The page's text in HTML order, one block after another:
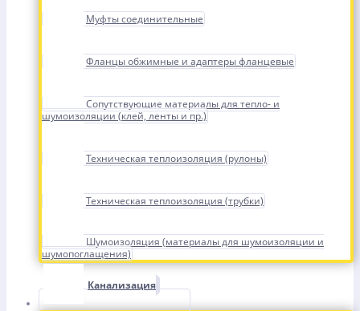
Муфты соединительные
Фланцы обжимные и адаптеры фланцевые
Сопутствующие материалы для тепло- и
шумоизоляции (клей, ленты и пр.)
Техническая теплоизоляция (рулоны)
Техническая теплоизоляция (трубки)
Шумоизоляция (материалы для шумоизоляции и
шумопоглащения)
Канализация